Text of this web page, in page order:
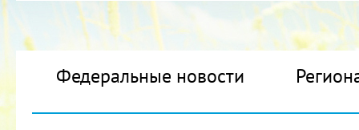
Федеральные новости